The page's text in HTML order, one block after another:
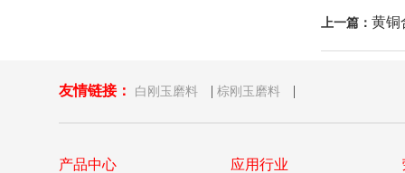
上一篇： 黄铜
友情链接： 白刚玉磨料 | 棕刚玉磨料 |
产品中心 应用行业